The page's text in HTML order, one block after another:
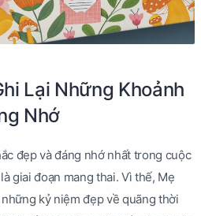
Lại Những Khoảnh
Nhớ
đẹp và đáng nhớ nhất trong cuộc
giai đoạn mang thai. Vì thế, Mẹ
kỷ niệm đẹp về quãng thời